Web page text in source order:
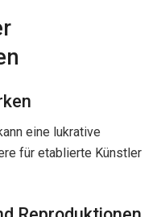
eine lukrative
für etablierte Künstler